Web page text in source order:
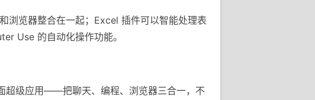
浏览器整合在一起；Excel 插件可以智能处理表
Use 的自动化操作功能。
超级应用——把聊天、编程、浏览器三合一，不